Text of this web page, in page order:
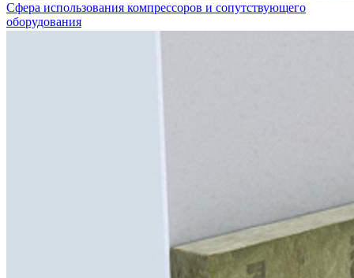
Сфера использования компрессоров и сопутствующего
оборудования